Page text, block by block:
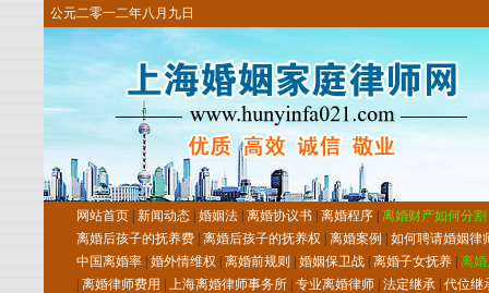
公元二零一二年八月九日
网站首页 新闻动态 婚姻法 离婚协议书 离婚程序 离婚财产如何分割
离婚后孩子的抚养费 离婚后孩子的抚养权 离婚案例
如何聘请婚姻律
中国离婚率 婚外情维权 离婚前规则 婚姻保卫战 离婚子女抚养 离
离婚律师费用 上海离婚律师事务所 专业离婚律师 法定继承 代位继